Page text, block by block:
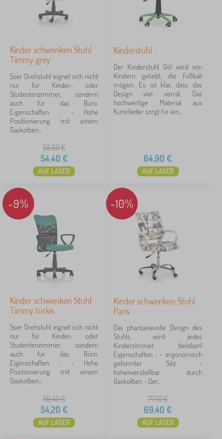
Rosa
Schwarz
6
Grün
5
černá
4
mehr...
>
Höhe sofa
47-60 cm
7
44-57 cm
5
44-54 cm
3
41-51 cm
50 €
217 €
Filtern
Suche innerhalb des filters
Verfügbarkeit
Unterkategorien
Kinder schwenken Stuhl
Timmy grey
Sser Drehstuhl eignet sich nicht
nur für Kinder- oder
Studentenzimmer, sondern
auch für das Büro.
Eigenschaften : - Hohe
Positionierung mit einem
Gaskolben...
59,60€
54,40 €
AUF LAGER
Kinderstuhl
Der Kinderstuhl Gól wird von
Kindern geliebt, die Fußball
mögen. Es ist klar, dass das
Design viel verrät. Das
hochwertige Material aus
Kunstleder sorgt für ein...
64,90 €
AUF LAGER
-9%
Kinder schwenken Stuhl
Timmy türkis
Sser Drehstuhl eignet sich nicht
nur für Kinder- oder
Studentenzimmer, sondern
auch für das Büro.
Eigenschaften : - Hohe
Positionierung mit einem
Gaskolben...
59,40€
54,20 €
AUF LAGER
-10%
Kinder schwenken Stuhl
Paris
Das phantasievolle Design des
Stuhls wird jedes
Kinderzimmer beleben!
Eigenschaften : - ergonomisch
geformter Sitz -
höhenverstellbar durch
Gaskolben - Der...
77,10€
69,40 €
AUF LAGER